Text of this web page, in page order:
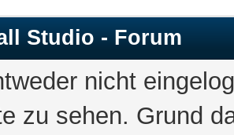
Studio - Forum
nicht
zu sehen. Grund